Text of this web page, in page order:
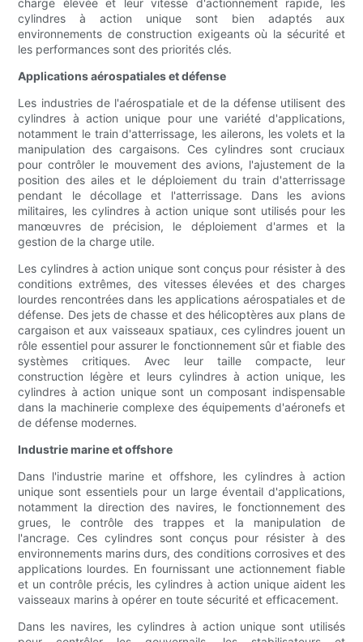
charge élevée et leur vitesse d'actionnement rapide, les
cylindres à action unique sont bien adaptés aux
environnements de construction exigeants où la sécurité et
les performances sont des priorités clés.
Applications aérospatiales et défense
Les industries de l'aérospatiale et de la défense utilisent des
cylindres à action unique pour une variété d'applications,
notamment le train d'atterrissage, les ailerons, les volets et la
manipulation des cargaisons. Ces cylindres sont cruciaux
pour contrôler le mouvement des avions, l'ajustement de la
position des ailes et le déploiement du train d'atterrissage
pendant le décollage et l'atterrissage. Dans les avions
militaires, les cylindres à action unique sont utilisés pour les
manœuvres de précision, le déploiement d'armes et la
gestion de la charge utile.
Les cylindres à action unique sont conçus pour résister à des
conditions extrêmes, des vitesses élevées et des charges
lourdes rencontrées dans les applications aérospatiales et de
défense. Des jets de chasse et des hélicoptères aux plans de
cargaison et aux vaisseaux spatiaux, ces cylindres jouent un
rôle essentiel pour assurer le fonctionnement sûr et fiable des
systèmes critiques. Avec leur taille compacte, leur
construction légère et leurs cylindres à action unique, les
cylindres à action unique sont un composant indispensable
dans la machinerie complexe des équipements d'aéronefs et
de défense modernes.
Industrie marine et offshore
Dans l'industrie marine et offshore, les cylindres à action
unique sont essentiels pour un large éventail d'applications,
notamment la direction des navires, le fonctionnement des
grues, le contrôle des trappes et la manipulation de
l'ancrage. Ces cylindres sont conçus pour résister à des
environnements marins durs, des conditions corrosives et des
applications lourdes. En fournissant une actionnement fiable
et un contrôle précis, les cylindres à action unique aident les
vaisseaux marins à opérer en toute sécurité et efficacement.
Dans les navires, les cylindres à action unique sont utilisés